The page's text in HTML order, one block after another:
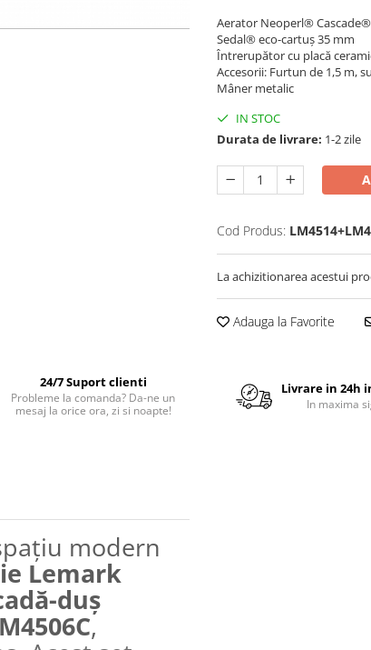
Aerator Neoperl®
Sedal® eco-cartuș 35 mm
Întrerupător cu placă
Accesorii: Furtun de 1,5 m,
Mâner metalic
IN STOC
Durata de livrare: 1-2 zile
Cod Produs:
La achizitionarea acestui
Adauga la Favorite
24/7 Suport clienti
Probleme la comanda? Da-ne un
mesaj la orice ora, zi si noapte!
Livrare in 24h
In maxima
modern
Lemark
duș
,